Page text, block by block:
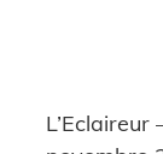
L’Eclaireur